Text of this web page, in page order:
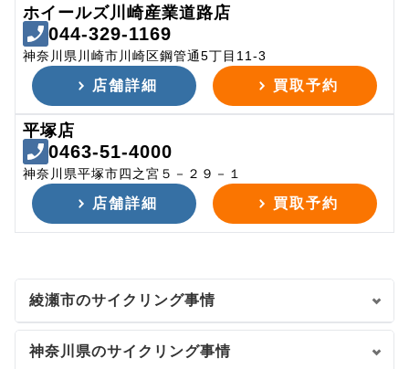
ホイールズ川崎産業道路店
044-329-1169
神奈川県川崎市川崎区鋼管通5丁目11-3
店舗詳細 買取予約
平塚店
0463-51-4000
神奈川県平塚市四之宮５－２９－１
店舗詳細 買取予約
綾瀬市のサイクリング事情
神奈川県のサイクリング事情